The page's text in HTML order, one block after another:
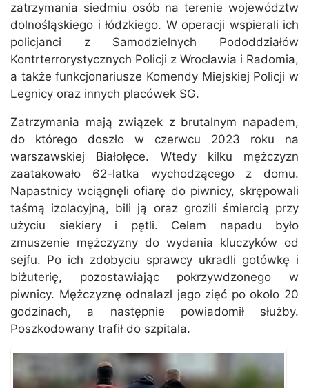
zatrzymania siedmiu osób na terenie województw
dolnośląskiego i łódzkiego. W operacji wspierali ich
policjanci z Samodzielnych Pododdziałów
Kontrterrorystycznych Policji z Wrocławia i Radomia,
a także funkcjonariusze Komendy Miejskiej Policji w
Legnicy oraz innych placówek SG.
Zatrzymania mają związek z brutalnym napadem,
do którego doszło w czerwcu 2023 roku na
warszawskiej Białołęce. Wtedy kilku mężczyzn
zaatakowało 62-latka wychodzącego z domu.
Napastnicy wciągnęli ofiarę do piwnicy, skrępowali
taśmą izolacyjną, bili ją oraz grozili śmiercią przy
użyciu siekiery i pętli. Celem napadu było
zmuszenie mężczyzny do wydania kluczyków od
sejfu. Po ich zdobyciu sprawcy ukradli gotówkę i
biżuterię, pozostawiając pokrzywdzonego w
piwnicy. Mężczyznę odnalazł jego zięć po około 20
godzinach, a następnie powiadomił służby.
Poszkodowany trafił do szpitala.